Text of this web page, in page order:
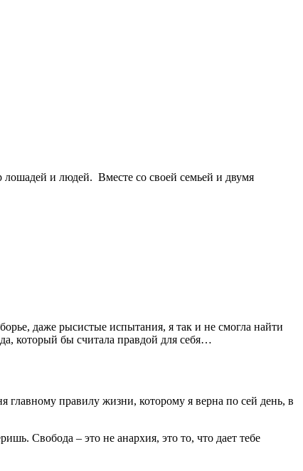
и людей. Вместе со своей семьей и двумя
даже рысистые испытания, я так и не смогла найти
который бы считала правдой для себя…
главному правилу жизни, которому я верна по сей день, в
Свобода – это не анархия, это то, что дает тебе